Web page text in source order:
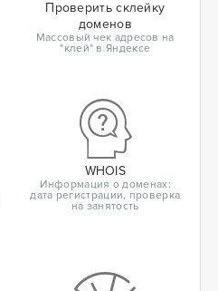
Проверить склейку
доменов
Массовый чек адресов на
"клей" в Яндексе
WHOIS
Информация о доменах:
дата регистрации, проверка
на занятость